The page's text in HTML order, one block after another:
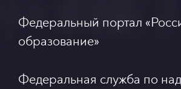
Федеральный портал
образование»
Федеральная служба по